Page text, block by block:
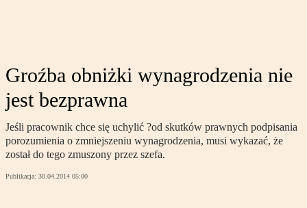
Groźba obniżki wynagrodzenia nie
jest bezprawna
Jeśli pracownik chce się uchylić ?od skutków prawnych podpisania
porozumienia o zmniejszeniu wynagrodzenia, musi wykazać, że
został do tego zmuszony przez szefa.
Publikacja: 30.04.2014 05:00